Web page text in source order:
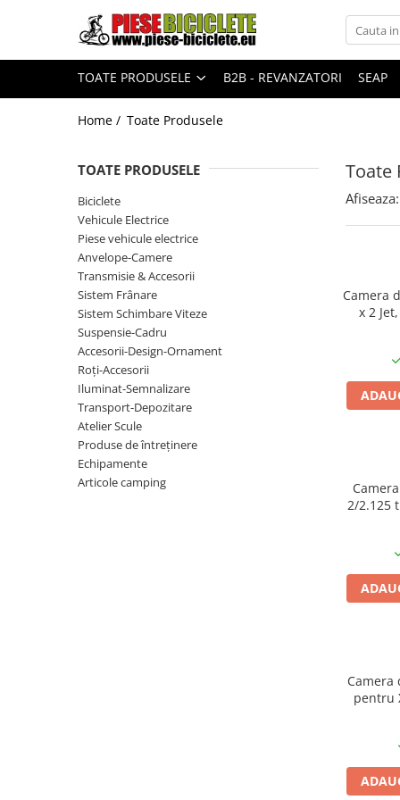
Toate Produsele
Biciclete
Biciclete fara pedale
Mountain Bike
Skateboard
Vehicule Electrice
TOATE PRODUSELE B2B - REVANZATORI SEAP
Home / Toate Produsele
Toate
TOATE PRODUSELE
Biciclete
Vehicule Electrice
Piese vehicule electrice
Anvelope-Camere
Transmisie & Accesorii
Sistem Frânare
Sistem Schimbare Viteze
Suspensie-Cadru
Accesorii-Design-Ornament
Roți-Accesorii
Iluminat-Semnalizare
Transport-Depozitare
Atelier Scule
Produse de întreținere
Echipamente
Articole camping
Afiseaza:
Camera
x 2
2/2.125
Camera
pentru